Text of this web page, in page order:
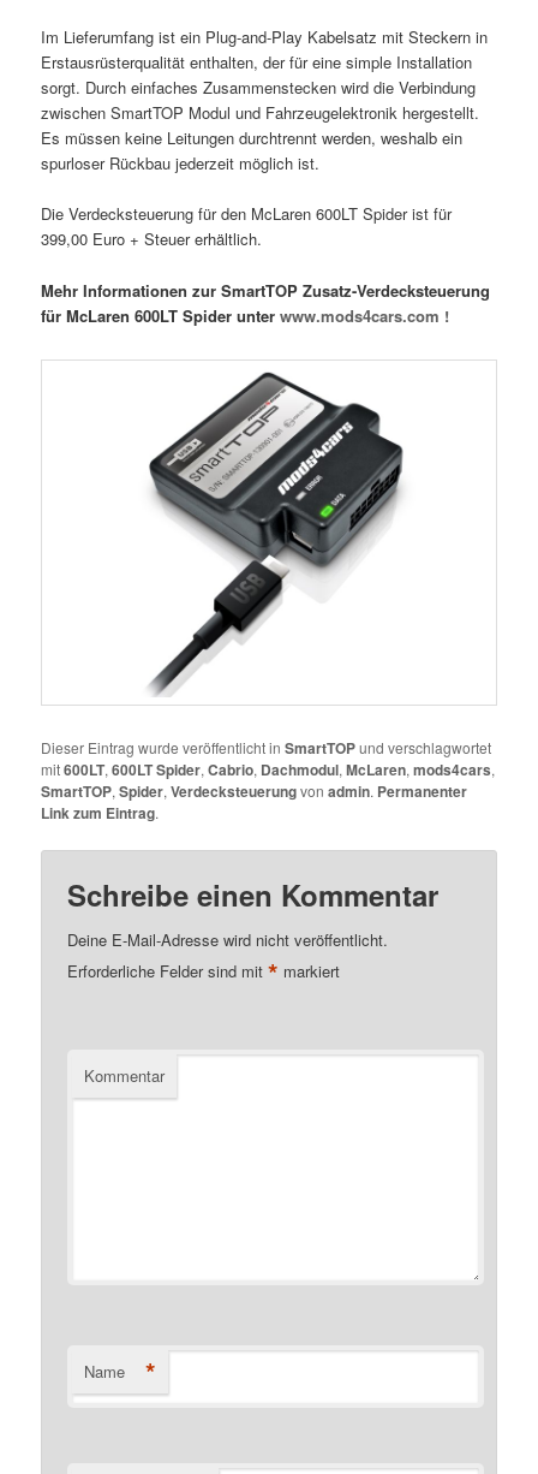
Im Lieferumfang ist ein Plug-and-Play Kabelsatz mit Steckern in
Erstausrüsterqualität enthalten, der für eine simple Installation
sorgt. Durch einfaches Zusammenstecken wird die Verbindung
zwischen SmartTOP Modul und Fahrzeugelektronik hergestellt.
Es müssen keine Leitungen durchtrennt werden, weshalb ein
spurloser Rückbau jederzeit möglich ist.
Die Verdecksteuerung für den McLaren 600LT Spider ist für
399,00 Euro + Steuer erhältlich.
Mehr Informationen zur SmartTOP Zusatz-Verdecksteuerung
für McLaren 600LT Spider unterwww.mods4cars.com !
Dieser Eintrag wurde veröffentlicht inSmartTOPund verschlagwortet
mit600LT,600LT Spider,Cabrio, Dachmodul,McLaren,mods4cars,
SmartTOP,Spider,Verdecksteuerungvonadmin. Permanenter
Link zum Eintrag.
Schreibe einen Kommentar
Deine E-Mail-Adresse wird nicht veröffentlicht.
Erforderliche Felder sind mit* markiert
Kommentar
Name *